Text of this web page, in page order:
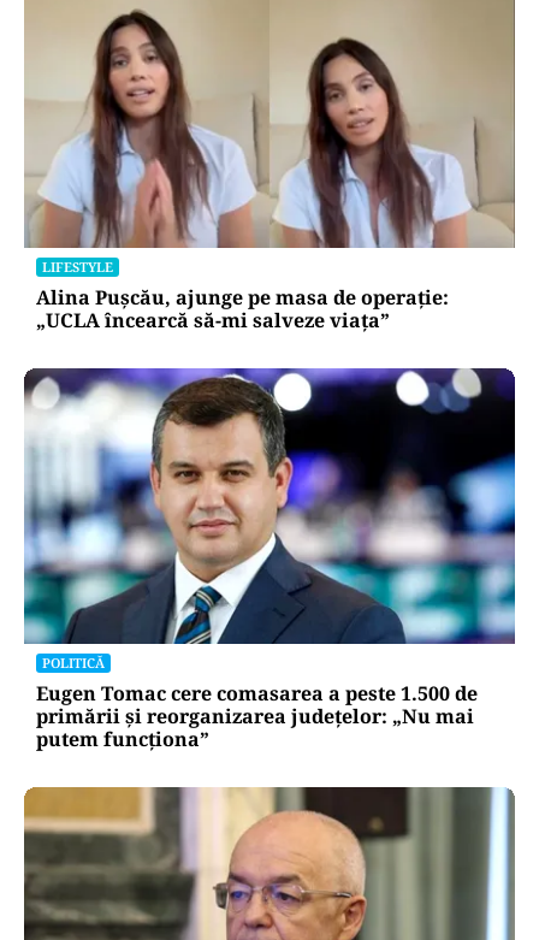
LIFESTYLE
Alina Pușcău, ajunge pe masa de operație:
„UCLA încearcă să-mi salveze viața”
POLITICĂ
Eugen Tomac cere comasarea a peste 1.500 de
primării și reorganizarea județelor: „Nu mai
putem funcționa”